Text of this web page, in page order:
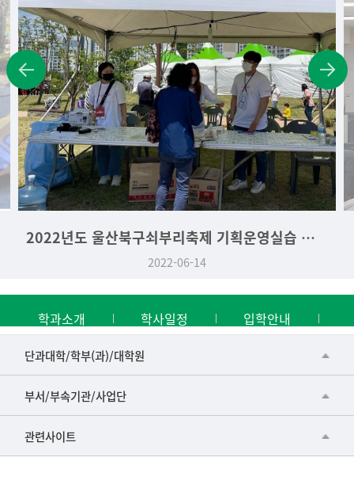
2022년도 울산북구쇠부리축제 기획운영실습 역사문화학과 부스
2022-06-14
학과소개 학사일정 입학안내
단과대학/학부(과)/대학원
■인문대학
▷국어국문학부
▷일본어·일본학과
부서/부속기관/사업단
공동기기센터
공학교육혁신센터
관련사이트
건강가정지원센터
교수협의회